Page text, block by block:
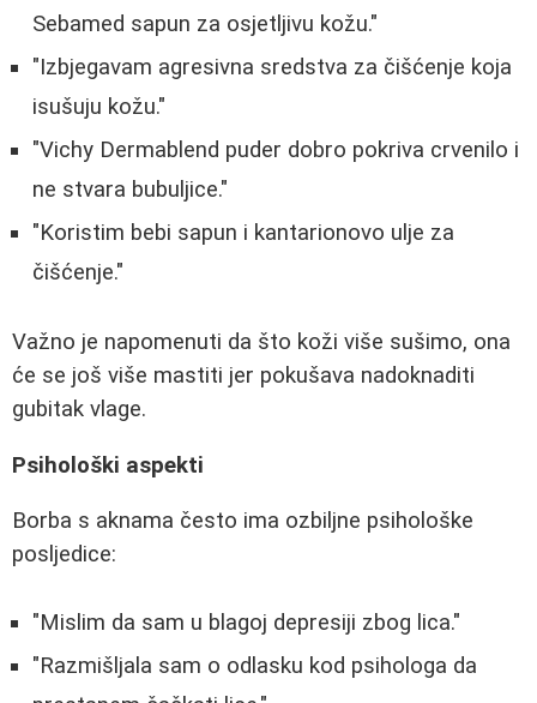
Sebamed sapun za osjetljivu kožu."
"Izbjegavam agresivna sredstva za čišćenje koja
isušuju kožu."
"Vichy Dermablend puder dobro pokriva crvenilo i
ne stvara bubuljice."
"Koristim bebi sapun i kantarionovo ulje za
čišćenje."
Važno je napomenuti da što koži više sušimo, ona
će se još više mastiti jer pokušava nadoknaditi
gubitak vlage.
Psihološki aspekti
Borba s aknama često ima ozbiljne psihološke
posljedice:
"Mislim da sam u blagoj depresiji zbog lica."
"Razmišljala sam o odlasku kod psihologa da